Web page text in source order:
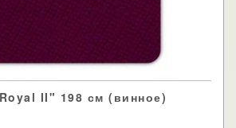
II" 198 см (винное)